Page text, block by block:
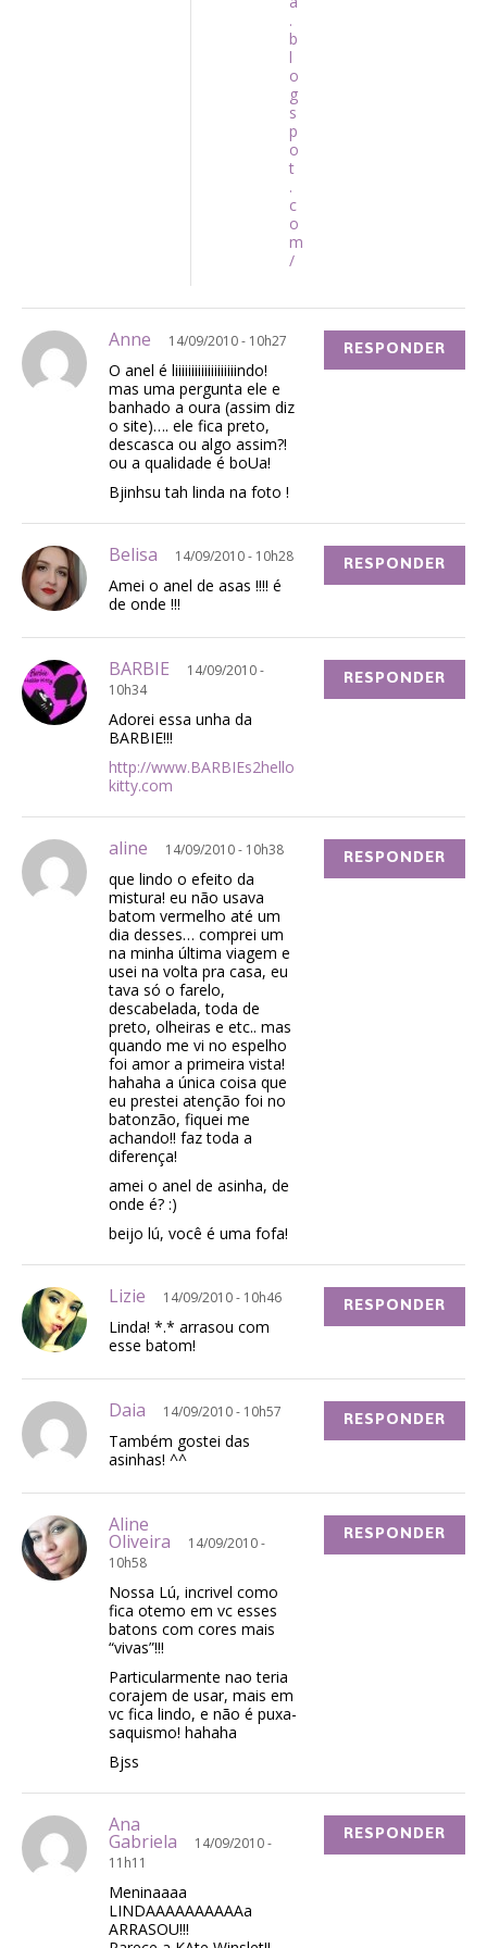
.
b
l
o
g
s
p
o
t
.
c
o
m
/
Anne 14/09/2010 - 10h27
O anel é liiiiiiiiiiiiiiiiiiindo!
mas uma pergunta ele e
banhado a oura (assim diz
o site)…. ele fica preto,
descasca ou algo assim?!
ou a qualidade é boUa!
Bjinhsu tah linda na foto !
RESPONDER
Belisa 14/09/2010 - 10h28
Amei o anel de asas !!!! é
de onde !!!
RESPONDER
BARBIE
14/09/2010 -
10h34
Adorei essa unha da
BARBIE!!!
http://www.BARBIEs2hello
kitty.com
RESPONDER
aline 14/09/2010 - 10h38
que lindo o efeito da
mistura! eu não usava
batom vermelho até um
dia desses… comprei um
na minha última viagem e
usei na volta pra casa, eu
tava só o farelo,
descabelada, toda de
preto, olheiras e etc.. mas
quando me vi no espelho
foi amor a primeira vista!
hahaha a única coisa que
eu prestei atenção foi no
batonzão, fiquei me
achando!! faz toda a
diferença!
amei o anel de asinha, de
onde é? :)
beijo lú, você é uma fofa!
RESPONDER
Lizie 14/09/2010 - 10h46
Linda! *.* arrasou com
esse batom!
RESPONDER
Daia 14/09/2010 - 10h57
Também gostei das
asinhas! ^^
RESPONDER
Aline
Oliveira
14/09/2010 -
10h58
Nossa Lú, incrivel como
fica otemo em vc esses
batons com cores mais
“vivas”!!!
Particularmente nao teria
corajem de usar, mais em
vc fica lindo, e não é puxa-
saquismo! hahaha
Bjss
RESPONDER
Ana
Gabriela
14/09/2010 -
11h11
Meninaaaa
LINDAAAAAAAAAAa
ARRASOU!!!
RESPONDER